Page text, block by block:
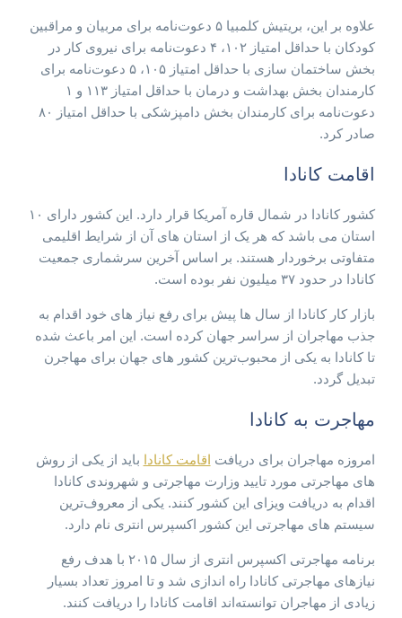
علاوه بر این، بریتیش کلمبیا ۵ دعوت‌نامه برای مربیان و مراقبین
کودکان با حداقل امتیاز ۱۰۲، ۴ دعوت‌نامه برای نیروی کار در
بخش ساختمان سازی با حداقل امتیاز ۱۰۵، ۵ دعوت‌نامه برای
کارمندان بخش بهداشت و درمان با حداقل امتیاز ۱۱۳ و ۱
دعوت‌نامه برای کارمندان بخش دامپزشکی با حداقل امتیاز ۸۰
صادر کرد.
اقامت کانادا
کشور کانادا در شمال قاره آمریکا قرار دارد. این کشور دارای ۱۰
استان می باشد که هر یک از استان های آن از شرایط اقلیمی
متفاوتی برخوردار هستند. بر اساس آخرین سرشماری جمعیت
کانادا در حدود ۳۷ میلیون نفر بوده است.
بازار کار کانادا از سال ها پیش برای رفع نیاز های خود اقدام به
جذب مهاجران از سراسر جهان کرده است. این امر باعث شده
تا کانادا به یکی از محبوب‌ترین کشور های جهان برای مهاجرن
تبدیل گردد.
مهاجرت به کانادا
امروزه مهاجران برای دریافت اقامت کانادا
باید از یکی از روش
های مهاجرتی مورد تایید وزارت مهاجرتی و شهروندی کانادا
اقدام به دریافت ویزای این کشور کنند. یکی از معروف‌ترین
سیستم های مهاجرتی این کشور اکسپرس انتری نام دارد.
برنامه مهاجرتی اکسپرس انتری از سال ۲۰۱۵ با هدف رفع
نیازهای مهاجرتی کانادا راه اندازی شد و تا امروز تعداد بسیار
زیادی از مهاجران توانسته‌اند اقامت کانادا را دریافت کنند.